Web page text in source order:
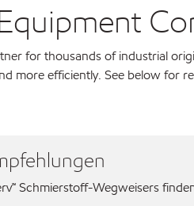
for thousands of industrial
more efficiently. See below for
Schmierstoff-Wegweisers